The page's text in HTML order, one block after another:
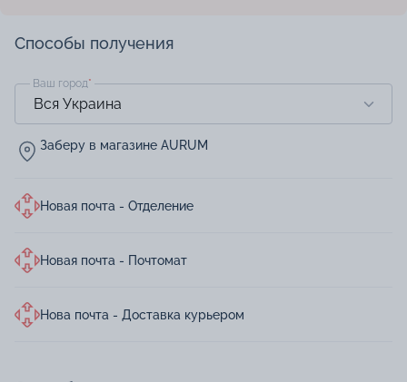
Способы получения
Ваш город*
Заберу в магазине AURUM
Новая почта - Отделение
Новая почта - Почтомат
Нова почта - Доставка курьером